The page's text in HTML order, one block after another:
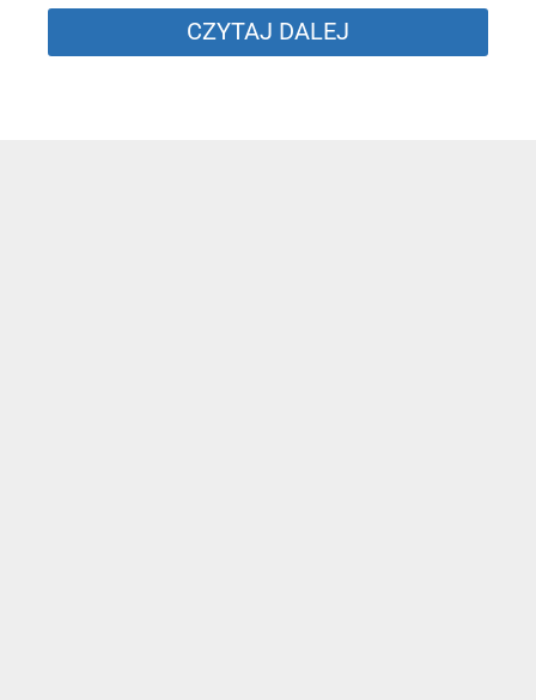
CZYTAJ DALEJ